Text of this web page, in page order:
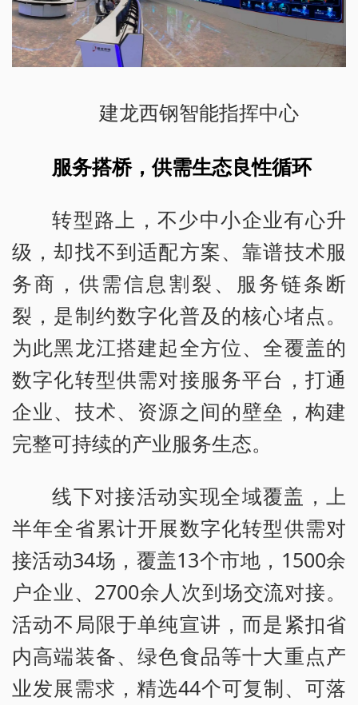
建龙西钢智能指挥中心
服务搭桥，供需生态良性循环
转型路上，不少中小企业有心升
级，却找不到适配方案、靠谱技术服
务商，供需信息割裂、服务链条断
裂，是制约数字化普及的核心堵点。
为此黑龙江搭建起全方位、全覆盖的
数字化转型供需对接服务平台，打通
企业、技术、资源之间的壁垒，构建
完整可持续的产业服务生态。
线下对接活动实现全域覆盖，上
半年全省累计开展数字化转型供需对
接活动34场，覆盖13个市地，1500余
户企业、2700余人次到场交流对接。
活动不局限于单纯宣讲，而是紧扣省
内高端装备、绿色食品等十大重点产
业发展需求，精选44个可复制、可落